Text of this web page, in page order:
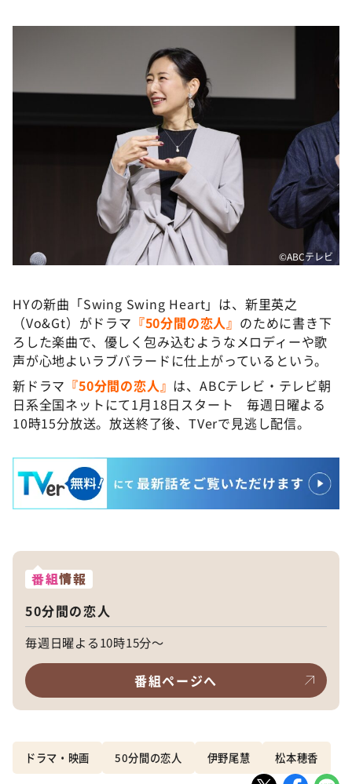
©️ABCテレビ
HYの新曲「Swing Swing Heart」は、新里英之
（Vo&Gt）がドラマ 『50分間の恋人』 のために書き下
ろした楽曲で、優しく包み込むようなメロディーや歌
声が心地よいラブバラードに仕上がっているという。
新ドラマ 『50分間の恋人』 は、ABCテレビ・テレビ朝
日系全国ネットにて1月18日スタート 毎週日曜よる
10時15分放送。放送終了後、TVerで見逃し配信。
番組情報
50分間の恋人
毎週日曜よる10時15分～
番組ページへ
ドラマ・映画 50分間の恋人 伊野尾慧 松本穂香